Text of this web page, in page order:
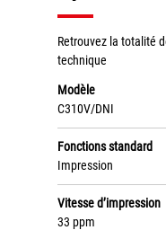
Tel : 04 37 64 64 02
Linkedin
XEROX I
Blog
Retrouvez la totalité
technique
Modèle
C310V/DNI
Fonctions standard
Impression
Vitesse d’impression
33 ppm